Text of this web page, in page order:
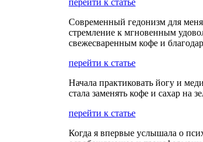
Современный гедонизм для меня
стремление к мгновенным
свежесваренным кофе и
перейти к статье
Начала практиковать йогу и
стала заменять кофе и сахар на
перейти к статье
Когда я впервые услышала о